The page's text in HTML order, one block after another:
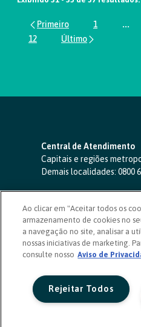
Página
1 ...
Página
12
Central de Atendimento
Capitais e regiões
Demais localidades: 0800
SAC 24 horas-0800 724
Ouvidoria
0800 725 0996
(de
ouvidoriasicoob.com.br
Deficientes auditivos ou
Ao clicar em "Aceitar todos os
armazenamento de cookies no
a navegação no site, analisar a
nossas iniciativas de marketing.
consulte nosso Aviso de
Rejeitar Todos